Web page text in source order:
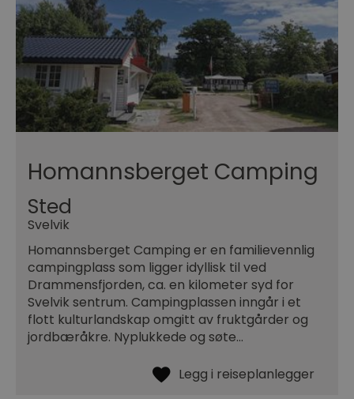
Homannsberget Camping
Sted
Svelvik
Homannsberget Camping er en familievennlig
campingplass som ligger idyllisk til ved
Drammensfjorden, ca. en kilometer syd for
Svelvik sentrum. Campingplassen inngår i et
flott kulturlandskap omgitt av fruktgårder og
jordbæråkre. Nyplukkede og søte…